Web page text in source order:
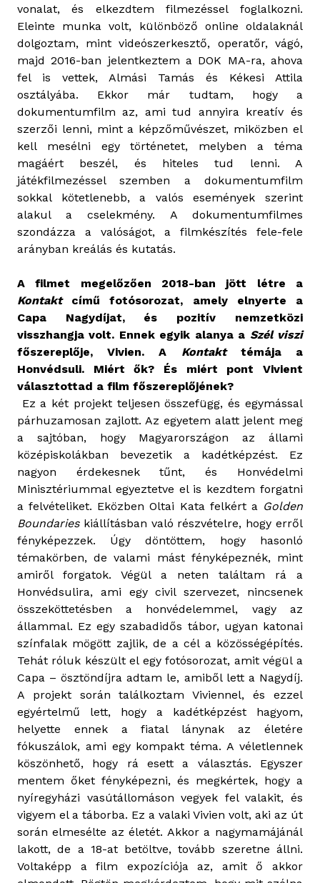
vonalat, és elkezdtem filmezéssel foglalkozni.
Eleinte munka volt, különböző online oldalaknál
dolgoztam, mint videószerkesztő, operatőr, vágó,
majd 2016-ban jelentkeztem a DOK MA-ra, ahova
fel is vettek, Almási Tamás és Kékesi Attila
osztályába. Ekkor már tudtam, hogy a
dokumentumfilm az, ami tud annyira kreatív és
szerzői lenni, mint a képzőművészet, miközben el
kell mesélni egy történetet, melyben a téma
magáért beszél, és hiteles tud lenni. A
játékfilmezéssel szemben a dokumentumfilm
sokkal kötetlenebb, a valós események szerint
alakul a cselekmény. A dokumentumfilmes
szondázza a valóságot, a filmkészítés fele-fele
arányban kreálás és kutatás.
A filmet megelőzően 2018-ban jött létre a
Kontaktcímű fotósorozat, amely elnyerte a
Capa Nagydíjat, és pozitív nemzetközi
visszhangja volt. Ennek egyik alanya a Szél viszi
főszereplője, Vivien. A Kontakttémája a
Honvédsuli. Miért ők? És miért pont Vivient
választottad a film főszereplőjének?
Ez a két projekt teljesen összefügg, és egymással
párhuzamosan zajlott. Az egyetem alatt jelent meg
a sajtóban, hogy Magyarországon az állami
középiskolákban bevezetik a kadétképzést. Ez
nagyon érdekesnek tűnt, és Honvédelmi
Minisztériummal egyeztetve el is kezdtem forgatni
a felvételiket. Eközben Oltai Kata felkért a Golden
Boundarieskiállításban való részvételre, hogy erről
fényképezzek. Úgy döntöttem, hogy hasonló
témakörben, de valami mást fényképeznék, mint
amiről forgatok. Végül a neten találtam rá a
Honvédsulira, ami egy civil szervezet, nincsenek
összeköttetésben a honvédelemmel, vagy az
állammal. Ez egy szabadidős tábor, ugyan katonai
színfalak mögött zajlik, de a cél a közösségépítés.
Tehát róluk készült el egy fotósorozat, amit végül a
Capa – ösztöndíjra adtam le, amiből lett a Nagydíj.
A projekt során találkoztam Viviennel, és ezzel
egyértelmű lett, hogy a kadétképzést hagyom,
helyette ennek a fiatal lánynak az életére
fókuszálok, ami egy kompakt téma. A véletlennek
köszönhető, hogy rá esett a választás. Egyszer
mentem őket fényképezni, és megkértek, hogy a
nyíregyházi vasútállomáson vegyek fel valakit, és
vigyem el a táborba. Ez a valaki Vivien volt, aki az út
során elmesélte az életét. Akkor a nagymamájánál
lakott, de a 18-at betöltve, tovább szeretne állni.
Voltaképp a film expozíciója az, amit ő akkor